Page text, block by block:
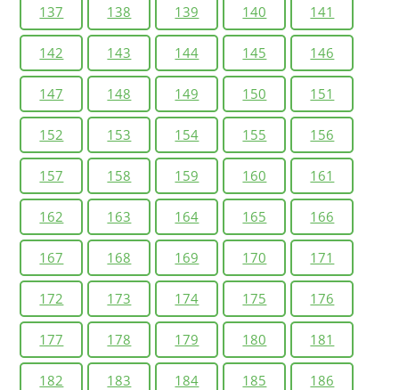
137 138 139 140 141
142 143 144 145 146
147 148 149 150 151
152 153 154 155 156
157 158 159 160 161
162 163 164 165 166
167 168 169 170 171
172 173 174 175 176
177 178 179 180 181
182 183 184 185 186